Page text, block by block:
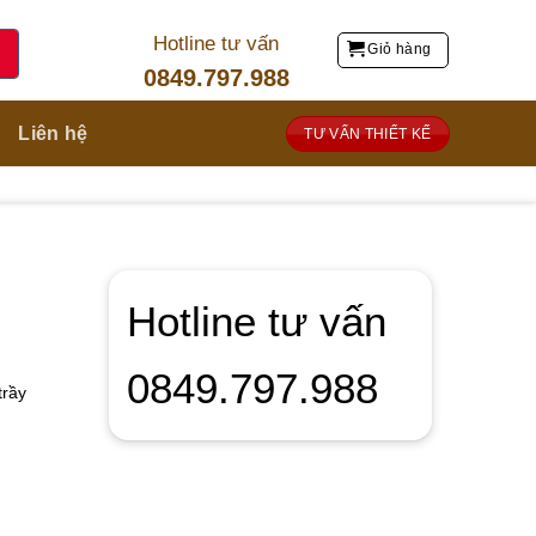
Hotline tư vấn
0849.797.988
Giỏ hàng
Liên hệ TƯ VẤN THIẾT KẾ
Hotline tư vấn
0849.797.988